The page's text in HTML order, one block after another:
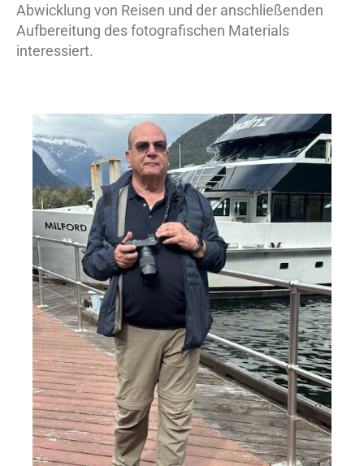
Abwicklung von Reisen und der anschließenden
Aufbereitung des fotografischen Materials
interessiert.